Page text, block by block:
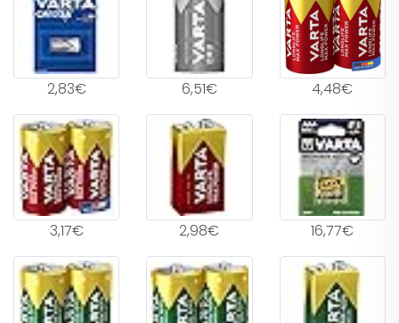
2,83€ 6,51€ 4,48€
3,17€ 2,98€ 16,77€